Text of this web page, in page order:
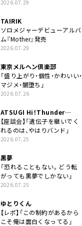
2026.07.29
TAIRIK
ソロメジャーデビューアルバ
ム『Mother』発売
2026.07.29
東京メルヘン倶楽部
「盛り上がり・個性・かわいい・
マジメ・闇堕ち」
2026.07.26
ATSUGI Hi！Thunder
Rock Festival
【座談会】「遺伝子を継いでく
れるのは、やはりバンド」
2026.07.25
黒夢
「恐れることもない。どう転
がっても黒夢でしかない」
2026.07.25
ゆとりくん
【レポ】「この制約があるから
こそ俺は面白くなってる」